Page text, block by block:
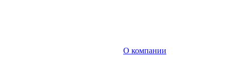
О компании